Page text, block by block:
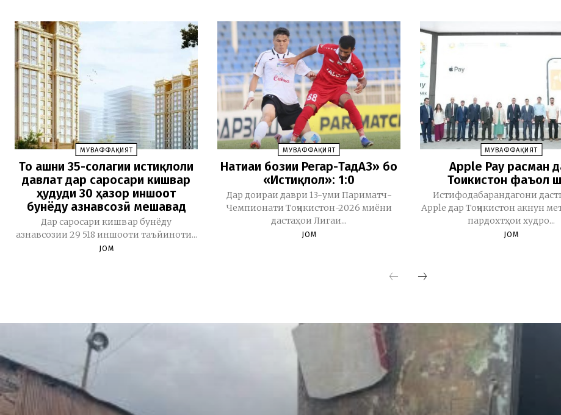
МУВАФФАҚИЯТ
То ҷашни 35-солагии истиқлоли
давлат дар саросари кишвар
ҳудуди 30 ҳазор иншоот
бунёду азнавсозӣ мешавад
Дар саросари кишвар бунёду
азнавсозии 29 518 иншооти таъйиноти...
JOM
МУВАФФАҚИЯТ
Натиҷаи бозии Регар-ТадАЗ» бо
«Истиқлол»: 1:0
Дар доираи даври 13-уми Париматч-
Чемпионати Тоҷикистон-2026 миёни
дастаҳои Лигаи...
JOM
МУВАФФАҚИЯТ
Apple Pay расман
Тоҷикистон фаъол
Истифодабарандагони
Apple дар Тоҷикистон акнун
пардохтҳои худро...
JOM